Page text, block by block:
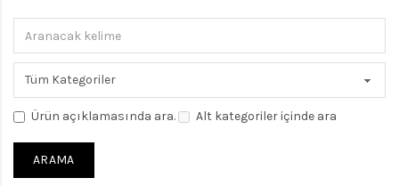
Ürün açıklamasında ara. Alt kategoriler içinde ara